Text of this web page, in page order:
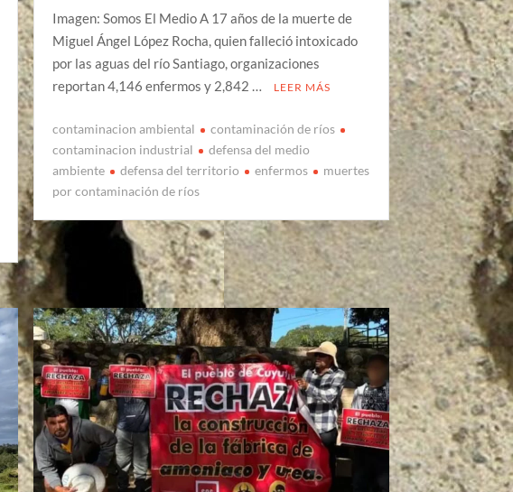
Imagen: Somos El Medio A 17 años de la muerte de
Miguel Ángel López Rocha, quien falleció intoxicado
por las aguas del río Santiago, organizaciones
reportan 4,146 enfermos y 2,842 …
LEER MÁS
contaminacion ambiental
contaminación de ríos
contaminacion industrial
defensa del medio
ambiente
defensa del territorio enfermos
muertes
por contaminación de ríos